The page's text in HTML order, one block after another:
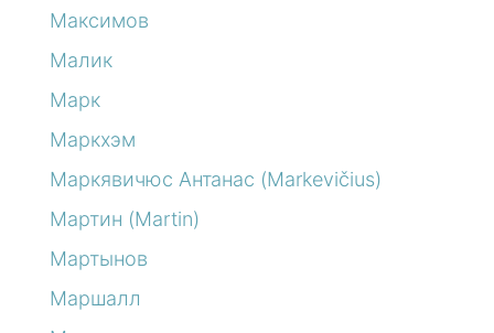
Максимов
Малик
Марк
Маркхэм
Маркявичюс Антанас (Markevičius)
Мартин (Martin)
Мартынов
Маршалл